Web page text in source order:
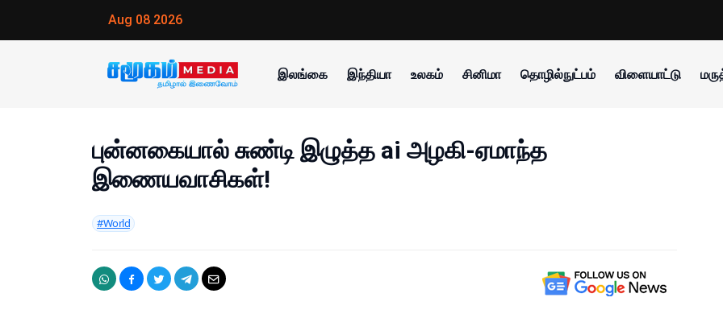
Aug 08 2026
இலங்கை இந்தியா உலகம் சினிமா தொழில்நுட்பம் விளையாட்டு
புன்னகையால் சுண்டி இழுத்த ai அழகி-ஏமாந்த
இணையவாசிகள்!
#World